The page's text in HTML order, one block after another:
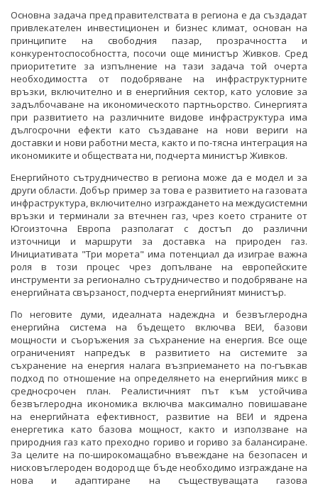
Основна задача пред правителствата в региона е да създадат
привлекателен инвестиционен и бизнес климат, основан на
принципите на свободния пазар, прозрачността и
конкурентоспособността, посочи още министър Живков. Сред
приоритетите за изпълнение на тази задача той очерта
необходимостта от подобряване на инфраструктурните
връзки, включително и в енергийния сектор, като условие за
задълбочаване на икономическото партньорство. Синергията
при развитието на различните видове инфраструктура има
дългосрочни ефекти като създаване на нови вериги на
доставки и нови работни места, както и по-тясна интеграция на
икономиките и обществата ни, подчерта министър Живков.
Енергийното сътрудничество в региона може да е модел и за
други области. Добър пример за това е развитието на газовата
инфраструктура, включително изграждането на междусистемни
връзки и терминали за втечнен газ, чрез което страните от
Югоизточна Европа разполагат с достъп до различни
източници и маршрути за доставка на природен газ.
Инициативата "Три морета" има потенциал да изиграе важна
роля в този процес чрез допълване на европейските
инструменти за регионално сътрудничество и подобряване на
енергийната свързаност, подчерта енергийният министър.
По неговите думи, идеалната надеждна и безвъглеродна
енергийна система на бъдещето включва ВЕИ, базови
мощности и съоръжения за съхранение на енергия. Все още
ограниченият напредък в развитието на системите за
съхранение на енергия налага възприемането на по-гъвкав
подход по отношение на определянето на енергийния микс в
средносрочен план. Реалистичният път към устойчива
безвъглеродна икономика включва максимално повишаване
на енергийната ефективност, развитие на ВЕИ и ядрена
енергетика като базова мощност, както и използване на
природния газ като преходно гориво и гориво за балансиране.
За целите на по-широкомащабно въвеждане на безопасен и
нисковъглероден водород ще бъде необходимо изграждане на
нова и адаптиране на съществуващата газова